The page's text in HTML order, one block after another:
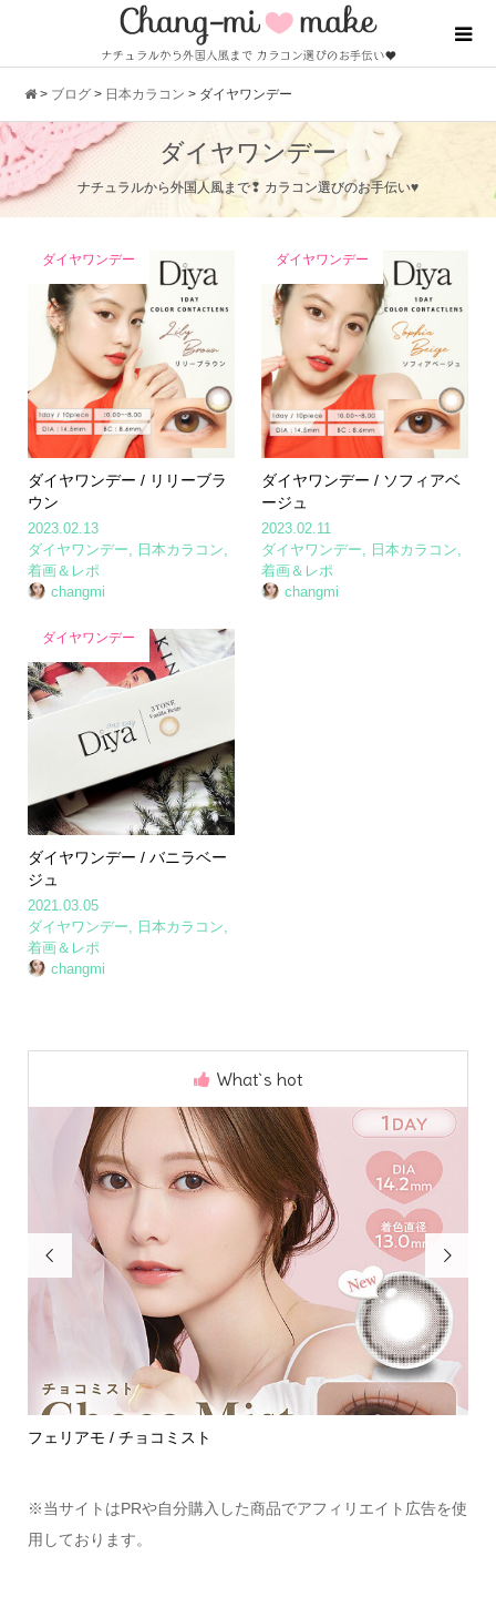
> ブログ > 日本カラコン > ダイヤワンデー
ダイヤワンデー
ナチュラルから外国人風まで❢ カラコン選びのお手伝い♥
ダイヤワンデー
ダイヤワンデー / リリーブラ
ウン
2023.02.13
ダイヤワンデー
日本カラコン
着画＆レポ
changmi
ダイヤワンデー
ダイヤワンデー / ソフィアベ
ージュ
2023.02.11
ダイヤワンデー
日本カラコン
着画＆レポ
changmi
ダイヤワンデー
ダイヤワンデー / バニラベー
ジュ
2021.03.05
ダイヤワンデー, 日本カラコン,
着画＆レポ
changmi
What`s hot

フェリアモ / チョコミスト

※当サイトはPRや自分購入した商品でアフィリエイト広告を使
用しております。